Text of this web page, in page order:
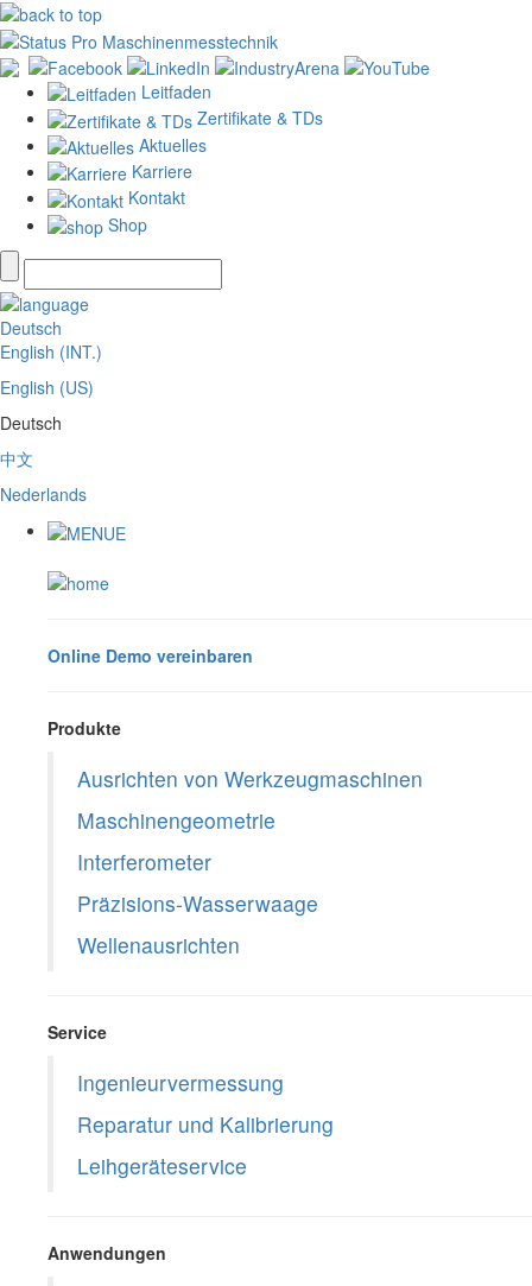
Leitfaden
Zertifikate & TDs
Aktuelles
Karriere
Kontakt
Shop
Deutsch
English (INT.)
English (US)
Deutsch
中文
Nederlands
Online Demo vereinbaren
Produkte
Ausrichten von Werkzeugmaschinen
Maschinengeometrie
Interferometer
Präzisions-Wasserwaage
Wellenausrichten
Service
Ingenieurvermessung
Reparatur und Kalibrierung
Leihgeräteservice
Anwendungen